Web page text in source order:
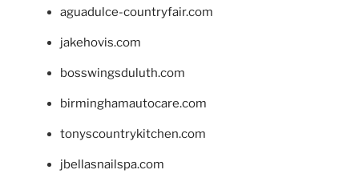
aguadulce-countryfair.com
jakehovis.com
bosswingsduluth.com
birminghamautocare.com
tonyscountrykitchen.com
jbellasnailspa.com